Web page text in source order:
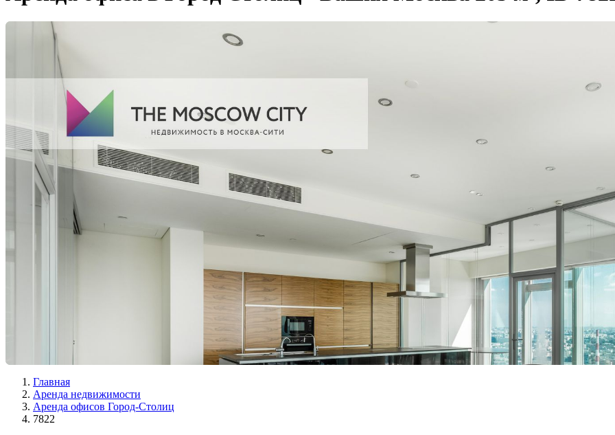
Главная
Аренда недвижимости
Аренда офисов Город-Столиц
7822